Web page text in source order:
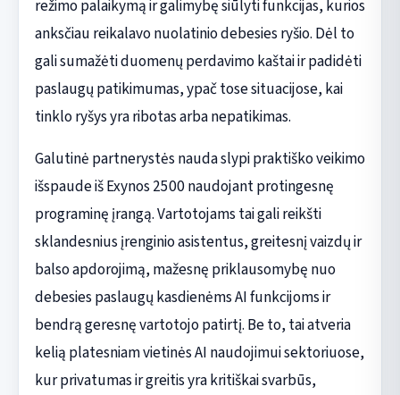
režimo palaikymą ir galimybę siūlyti funkcijas, kurios
anksčiau reikalavo nuolatinio debesies ryšio. Dėl to
gali sumažėti duomenų perdavimo kaštai ir padidėti
paslaugų patikimumas, ypač tose situacijose, kai
tinklo ryšys yra ribotas arba nepatikimas.
Galutinė partnerystės nauda slypi praktiško veikimo
išspaude iš Exynos 2500 naudojant protingesnę
programinę įrangą. Vartotojams tai gali reikšti
sklandesnius įrenginio asistentus, greitesnį vaizdų ir
balso apdorojimą, mažesnę priklausomybę nuo
debesies paslaugų kasdienėms AI funkcijoms ir
bendrą geresnę vartotojo patirtį. Be to, tai atveria
kelią platesniam vietinės AI naudojimui sektoriuose,
kur privatumas ir greitis yra kritiškai svarbūs,